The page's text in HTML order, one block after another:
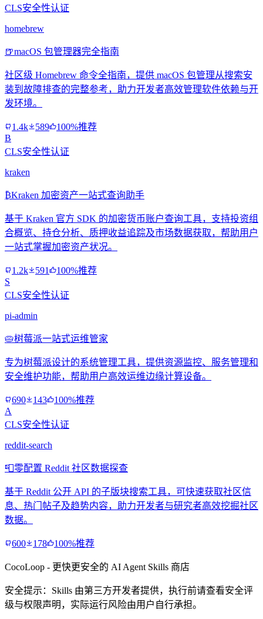
CLS安全性认证
homebrew
🍺macOS 包管理器完全指南
社区级 Homebrew 命令全指南，提供 macOS 包管理从搜索安
装到故障排查的完整参考，助力开发者高效管理软件依赖与开
发环境。
1.4k 589
100%推荐
B
CLS安全性认证
kraken
₿Kraken 加密资产一站式查询助手
基于 Kraken 官方 SDK 的加密货币账户查询工具，支持投资组
合概览、持仓分析、质押收益追踪及市场数据获取，帮助用户
一站式掌握加密资产状况。
1.2k 591
100%推荐
S
CLS安全性认证
pi-admin
🥧树莓派一站式运维管家
专为树莓派设计的系统管理工具，提供资源监控、服务管理和
安全维护功能，帮助用户高效运维边缘计算设备。
690 143
100%推荐
A
CLS安全性认证
reddit-search
📮零配置 Reddit 社区数据探查
基于 Reddit 公开 API 的子版块搜索工具，可快速获取社区信
息、热门帖子及趋势内容，助力开发者与研究者高效挖掘社区
数据。
600 178 100%推荐
CocoLoop - 更快更安全的 AI Agent Skills 商店
安全提示：Skills 由第三方开发者提供，执行前请查看安全评
级与权限声明，实际运行风险由用户自行承担。